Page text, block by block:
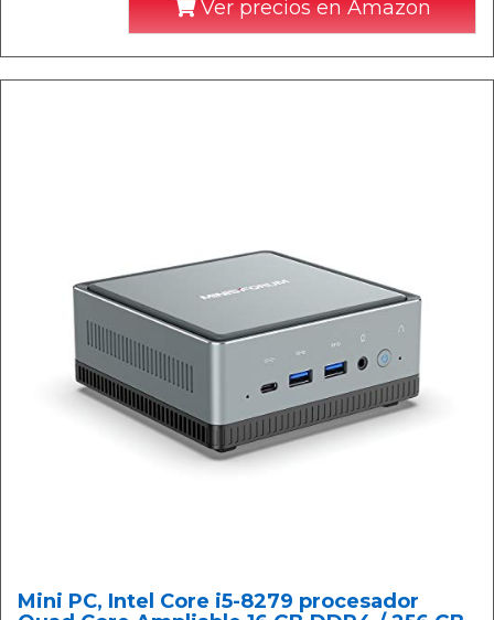
Ver precios en Amazon
Mini PC, Intel Core i5-8279 procesador